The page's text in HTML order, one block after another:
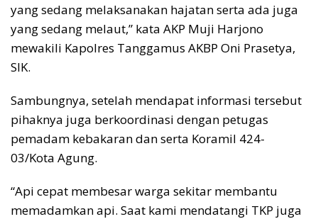
yang sedang melaksanakan hajatan serta ada juga
yang sedang melaut,” kata AKP Muji Harjono
mewakili Kapolres Tanggamus AKBP Oni Prasetya,
SIK.
Sambungnya, setelah mendapat informasi tersebut
pihaknya juga berkoordinasi dengan petugas
pemadam kebakaran dan serta Koramil 424-
03/Kota Agung.
“Api cepat membesar warga sekitar membantu
memadamkan api. Saat kami mendatangi TKP juga